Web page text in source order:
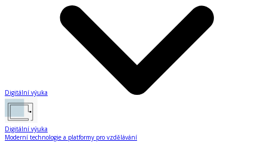
Digitální výuka
Digitální výuka
Moderní technologie a platformy pro vzdělávání